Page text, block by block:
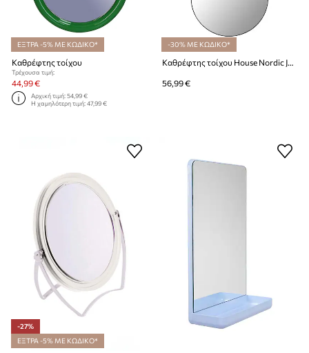
ΕΞΤΡΑ -5% ΜΕ ΚΩΔΙΚΟ*
Καθρέφτης τοίχου
Τρέχουσα τιμή:
44,99 €
Αρχική τιμή:54,99 €
Η χαμηλότερη τιμή:47,99 €
-30% ΜΕ ΚΩΔΙΚΟ*
Καθρέφτης τοίχου House Nordic Jersey
56,99 €
-27%
ΕΞΤΡΑ -5% ΜΕ ΚΩΔΙΚΟ*